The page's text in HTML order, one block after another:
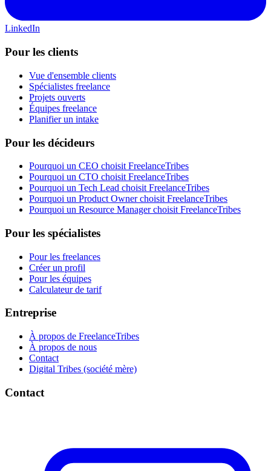
LinkedIn
Pour les clients
Vue d'ensemble clients
Spécialistes freelance
Projets ouverts
Équipes freelance
Planifier un intake
Pour les décideurs
Pourquoi un CEO choisit FreelanceTribes
Pourquoi un CTO choisit FreelanceTribes
Pourquoi un Tech Lead choisit FreelanceTribes
Pourquoi un Product Owner choisit FreelanceTribes
Pourquoi un Resource Manager choisit FreelanceTribes
Pour les spécialistes
Pour les freelances
Créer un profil
Pour les équipes
Calculateur de tarif
Entreprise
À propos de FreelanceTribes
À propos de nous
Contact
Digital Tribes (société mère)
Contact